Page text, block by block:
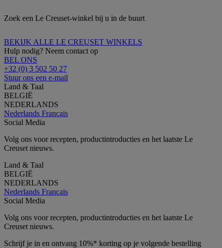
Zoek een Le Creuset-winkel bij u in de buurt
BEKIJK ALLE LE CREUSET WINKELS
Hulp nodig? Neem contact op
BEL ONS
+32 (0) 3 502 50 27
Stuur ons een e-mail
Land & Taal
BELGIË
NEDERLANDS
Nederlands Français
Social Media
Volg ons voor recepten, productintroducties en het laatste Le
Creuset nieuws.
Land & Taal
BELGIË
NEDERLANDS
Nederlands Français
Social Media
Volg ons voor recepten, productintroducties en het laatste Le
Creuset nieuws.
Schrijf je in en ontvang 10%* korting op je volgende bestelling